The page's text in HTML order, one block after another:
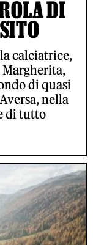
DI
calciatrice,
di quasi
nella
di tutto